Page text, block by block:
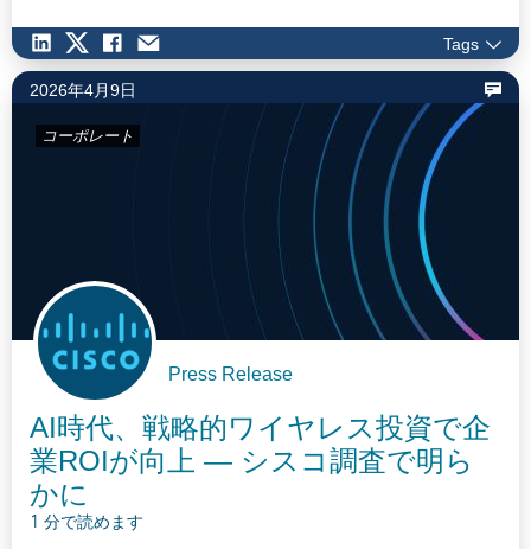
Tags
2026年4月9日
コーポレート
Press Release
AI時代、戦略的ワイヤレス投資で企
業ROIが向上 — シスコ調査で明ら
かに
1 分で読めます